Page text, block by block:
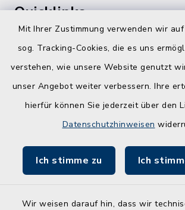
Mit Ihrer Zustimmung verwenden wir
sog. Tracking-Cookies, die es uns
verstehen, wie unsere Website genutzt
unser Angebot weiter verbessern. Ihre
hierfür können Sie jederzeit über den
Datenschutzhinweisen
Ich stimme zu Ich
Wir weisen darauf hin, dass wir
Quicklinks
Schule am Ochsenweg
ZBmSH
Entwicklungsagentur für den